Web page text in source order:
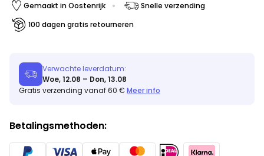
Gemaakt in Oostenrijk
Snelle verzending
100 dagen gratis retourneren
Verwachte leverdatum:
Woe, 12.08 – Don, 13.08
Gratis verzending vanaf 60 € Meer info
Betalingsmethoden: